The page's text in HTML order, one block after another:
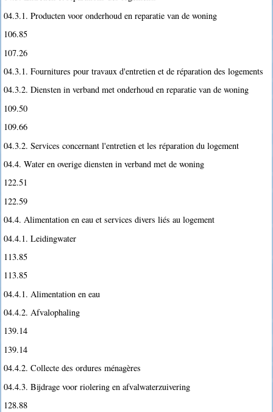
04.3.1. Producten voor onderhoud en reparatie van de woning
106.85
107.26
04.3.1. Fournitures pour travaux d'entretien et de réparation des logements
04.3.2. Diensten in verband met onderhoud en reparatie van de woning
109.50
109.66
04.3.2. Services concernant l'entretien et les réparation du logement
04.4. Water en overige diensten in verband met de woning
122.51
122.59
04.4. Alimentation en eau et services divers liés au logement
04.4.1. Leidingwater
113.85
113.85
04.4.1. Alimentation en eau
04.4.2. Afvalophaling
139.14
139.14
04.4.2. Collecte des ordures ménagères
04.4.3. Bijdrage voor riolering en afvalwaterzuivering
128.88